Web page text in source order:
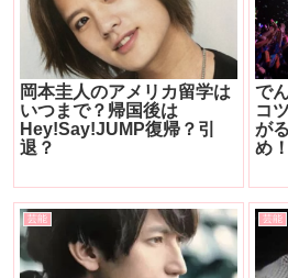
岡本圭人のアメリカ留学は
いつまで？帰国後は
Hey!Say!JUMP復帰？引
退？
で
コ
が
め！
芸能 芸能